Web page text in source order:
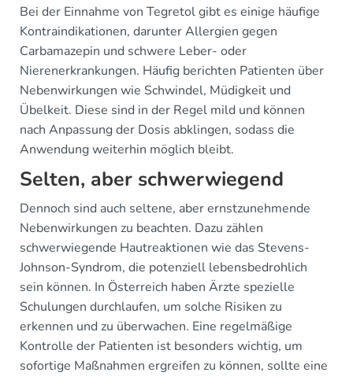
Bei der Einnahme von Tegretol gibt es einige häufige
Kontraindikationen, darunter Allergien gegen
Carbamazepin und schwere Leber- oder
Nierenerkrankungen. Häufig berichten Patienten über
Nebenwirkungen wie Schwindel, Müdigkeit und
Übelkeit. Diese sind in der Regel mild und können
nach Anpassung der Dosis abklingen, sodass die
Anwendung weiterhin möglich bleibt.
Selten, aber schwerwiegend
Dennoch sind auch seltene, aber ernstzunehmende
Nebenwirkungen zu beachten. Dazu zählen
schwerwiegende Hautreaktionen wie das Stevens-
Johnson-Syndrom, die potenziell lebensbedrohlich
sein können. In Österreich haben Ärzte spezielle
Schulungen durchlaufen, um solche Risiken zu
erkennen und zu überwachen. Eine regelmäßige
Kontrolle der Patienten ist besonders wichtig, um
sofortige Maßnahmen ergreifen zu können, sollte eine